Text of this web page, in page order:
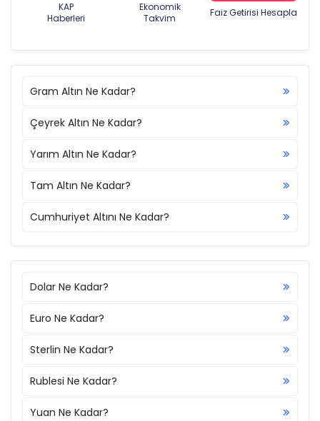
KAP
Haberleri
Ekonomik
Takvim
Faiz Getirisi Hesapla
Gram Altın Ne Kadar?
Çeyrek Altın Ne Kadar?
Yarım Altın Ne Kadar?
Tam Altın Ne Kadar?
Cumhuriyet Altını Ne Kadar?
Dolar Ne Kadar?
Euro Ne Kadar?
Sterlin Ne Kadar?
Rublesi Ne Kadar?
Yuan Ne Kadar?